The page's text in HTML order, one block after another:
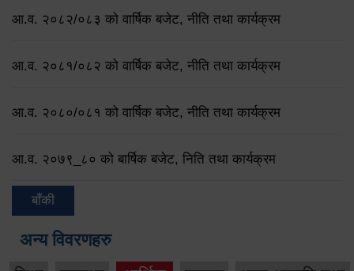
आ.व. २०८२/०८३ को वार्षिक बजेट, नीति तथा कार्यक्रम
आ.व. २०८१/०८२ को वार्षिक बजेट, नीति तथा कार्यक्रम
आ.व. २०८०/०८१ को वार्षिक बजेट, नीति तथा कार्यक्रम
आ.व. २०७९‌_८० को बार्षिक बजेट, निति तथा कार्यक्रम
बाँकी
अन्य विवरणहरु